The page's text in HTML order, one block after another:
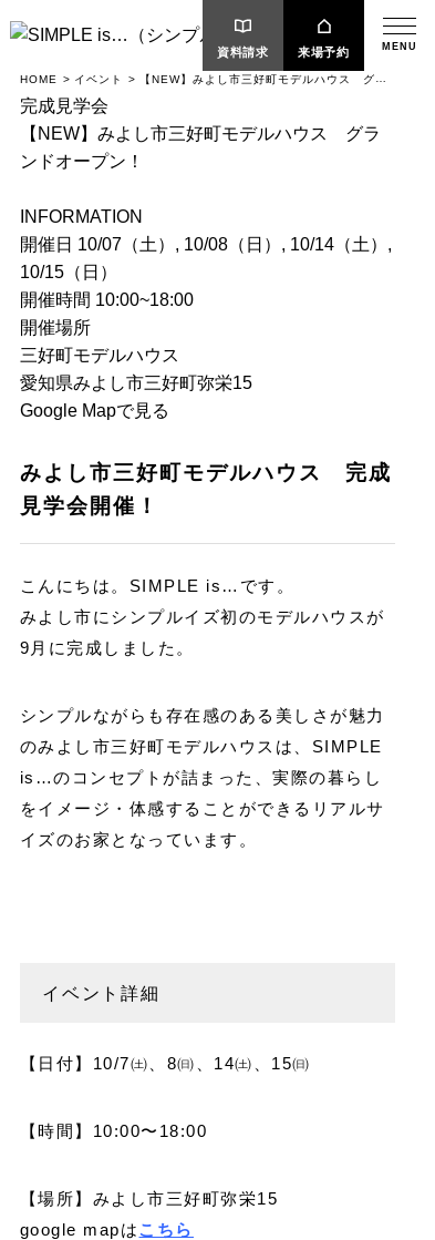
MENU
資料請求 来場予約
HOME イベント
【NEW】みよし市三好町モデルハウス グラ
完成見学会
【NEW】みよし市三好町モデルハウス グラ
ンドオープン！
INFORMATION
開催日 10/07（土）, 10/08（日）, 10/14（土）,
10/15（日）
開催時間 10:00~18:00
開催場所
三好町モデルハウス
愛知県みよし市三好町弥栄15
Google Mapで見る
みよし市三好町モデルハウス 完成
見学会開催！
こんにちは。SIMPLE is…です。
みよし市にシンプルイズ初のモデルハウスが
9月に完成しました。
シンプルながらも存在感のある美しさが魅力
のみよし市三好町モデルハウスは、SIMPLE
is…のコンセプトが詰まった、実際の暮らし
をイメージ・体感することができるリアルサ
イズのお家となっています。
イベント詳細
【日付】10/7㈯、8㈰、14㈯、15㈰
【時間】10:00〜18:00
【場所】みよし市三好町弥栄15
google mapはこちら